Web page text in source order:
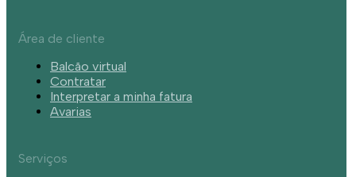
Área de cliente
Balcão virtual
Contratar
Interpretar a minha fatura
Avarias
Serviços